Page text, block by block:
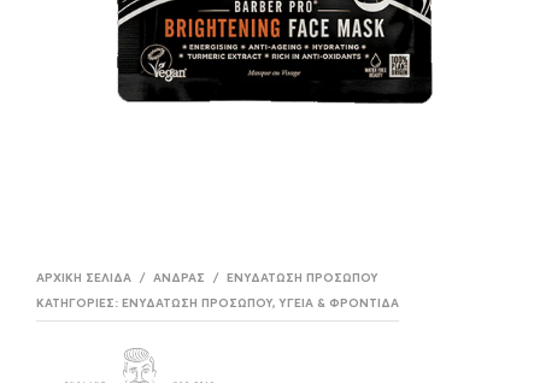
ΑΡΧΙΚΉ ΣΕΛΊΔΑ / ΆΝΔΡΑΣ / ΕΝΥΔΆΤΩΣΗ ΠΡΟΣΏΠΟΥ
ΚΑΤΗΓΟΡΊΕΣ: ΕΝΥΔΆΤΩΣΗ ΠΡΟΣΏΠΟΥ, ΥΓΕΊΑ & ΦΡΟΝΤΊΔΑ